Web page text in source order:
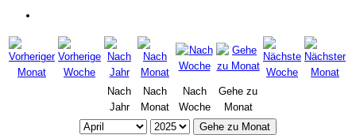
Nach
Jahr
Nach
Monat
Nach
Woche
Gehe zu
Monat
Gehe zu Monat